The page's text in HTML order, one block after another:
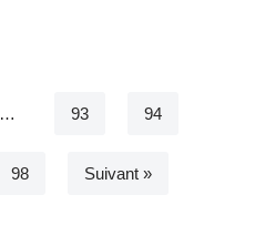
… 93 94
98 Suivant »